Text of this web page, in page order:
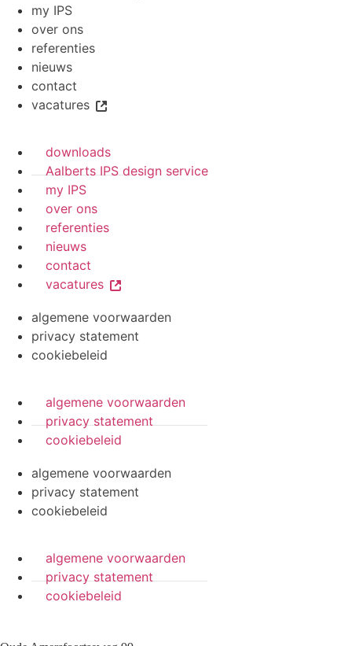
my IPS
over ons
referenties
nieuws
contact
vacatures
downloads
Aalberts IPS design service
my IPS
over ons
referenties
nieuws
contact
vacatures
algemene voorwaarden
privacy statement
cookiebeleid
algemene voorwaarden
privacy statement
cookiebeleid
algemene voorwaarden
privacy statement
cookiebeleid
algemene voorwaarden
privacy statement
cookiebeleid